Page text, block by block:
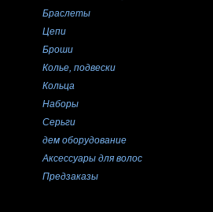
Браслеты
Цепи
Броши
Колье, подвески
Кольца
Наборы
Серьги
дем оборудование
Аксессуары для волос
Предзаказы